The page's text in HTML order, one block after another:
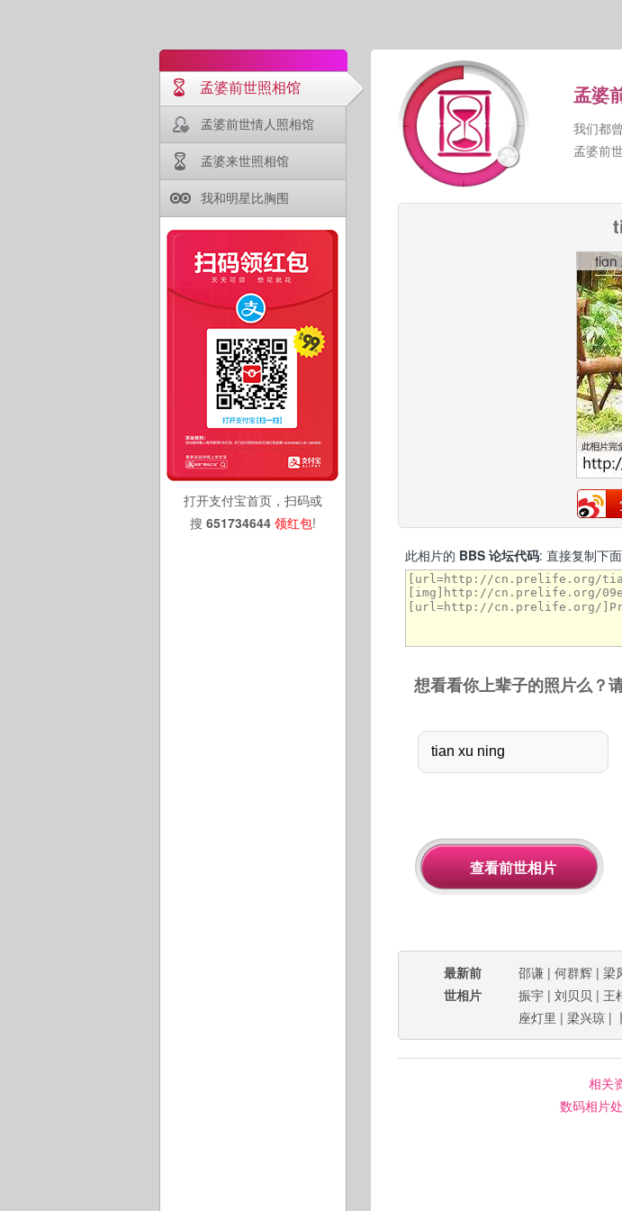
孟婆前世照相馆
孟婆前世情人照相馆
孟婆来世照相馆
我和明星比胸围
打开支付宝首页，扫码或
搜 651734644 领红包!
孟婆
我们都
孟婆前
此相片的 BBS 论坛代码: 直接复制下
想看看你上辈子的照片么？
最新前
世相片
邵谦 | 何群辉 | 梁
振宇 | 刘贝贝 | 王
座灯里 | 梁兴琼 |
相关
数码相片